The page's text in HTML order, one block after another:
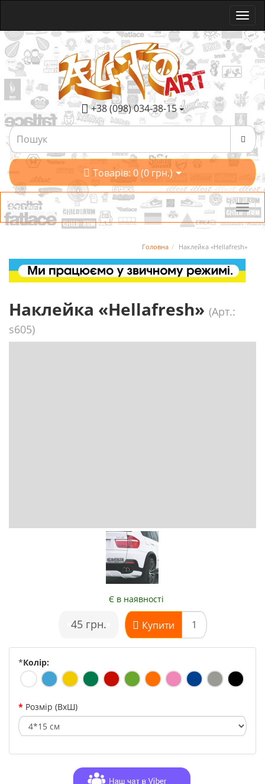
+38 (098) 034-38-15
Товарів: 0 (0 грн.)
Категорії
Головна Наклейка «Hellafresh»
Наклейка «Hellafresh» (Арт.:
s605)
Є в наявності
45 грн. Купити
*Колір:
Розмір (ВхШ)